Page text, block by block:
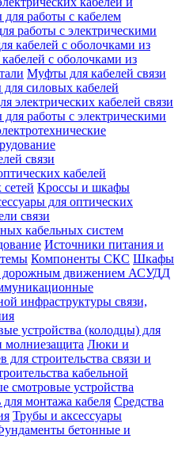
работы с кабелем
работы с электрическими
кабелей с оболочками из
с оболочками из
Муфты для кабелей связи
силовых кабелей
электрических кабелей связи
работы с электрическими
связи
кабелей
Кроссы и шкафы
для оптических
связи
кабельных систем
Источники питания и
Компоненты СКС Шкафы
дорожным движением АСУДД
инфраструктуры связи,
устройства (колодцы) для
молниезащита Люки и
строительства связи и
кабельной
смотровые устройства
монтажа кабеля Средства
Трубы и аксессуары
бетонные и